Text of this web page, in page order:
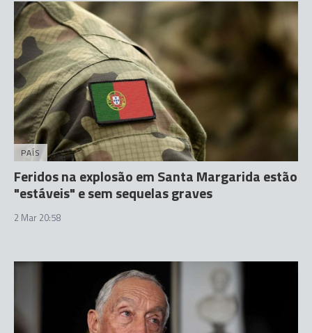
PAÍS
Feridos na explosão em Santa Margarida estão
"estáveis" e sem sequelas graves
2 Mar 20:58